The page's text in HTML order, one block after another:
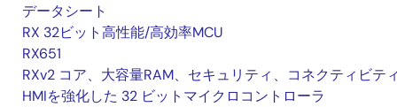
データシート
RX 32ビット高性能/高効率MCU
RX651
RXv2 コア、大容量RAM、セキュリティ、コネクティビテ
HMIを強化した 32 ビットマイクロコントローラ